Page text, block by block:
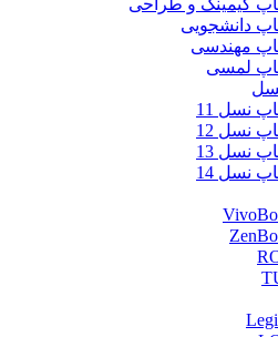
دانشجویی
مهندسی
لمسی
نسل 11
نسل 12
نسل 13
نسل 14